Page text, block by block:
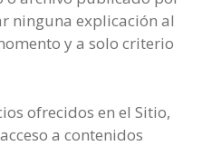
ninguna explicación al
y a solo criterio
ofrecidos en el Sitio,
a contenidos